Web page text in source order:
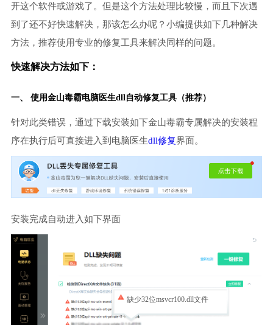
开这个软件或游戏了。但是这个方法处理比较慢，而且下次遇
到了还不好快速解决，那该怎么办呢？小编提供如下几种解决
方法，推荐使用专业的修复工具来解决同样的问题。
快速解决方法如下：
一、 使用金山毒霸电脑医生dll自动修复工具（推荐）
针对此类错误，通过下载安装如下金山毒霸专属解决的安装程
序在执行后可直接进入到电脑医生dll修复界面。
安装完成自动进入如下界面
缺少32位msvcr100.dll文件